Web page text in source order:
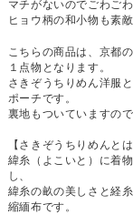
マチがないのでごわご
ヒョウ柄の和小物も素敵
こちらの商品は、京都
１点物となります。
さきぞうちりめん洋服
ポーチです。
裏地もついていますの
【さきぞうちりめんとは
緯糸（よこいと）に着
し、
緯糸の畝の美しさと経
縮緬布です。